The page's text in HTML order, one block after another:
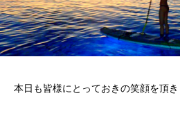
本日も皆様にとっておきの笑顔を頂き